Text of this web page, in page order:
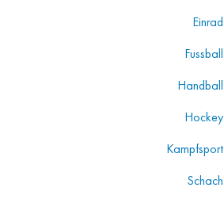
Einrad
Fussball
Handball
Hockey
Kampfsport
Schach